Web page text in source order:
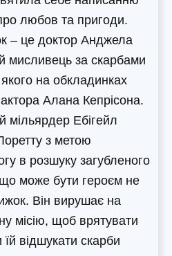
любов та пригоди.
– це доктор Анджела
мисливець за скарбами
на обкладинках
Алана Кепрісона.
мільярдер Ебігейл
з метою
в розшуку загубленого
може бути героєм не
Він вирушає на
місію, щоб врятувати
відшукати скарби